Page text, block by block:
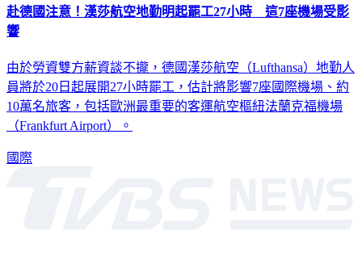
赴德國注意！漢莎航空地勤明起罷工27小時 這7座機場受影
響
由於勞資雙方薪資談不攏，德國漢莎航空（Lufthansa）地勤人
員將於20日起展開27小時罷工，估計將影響7座國際機場、約
10萬名旅客，包括歐洲最重要的客運航空樞紐法蘭克福機場
（Frankfurt Airport）。
國際